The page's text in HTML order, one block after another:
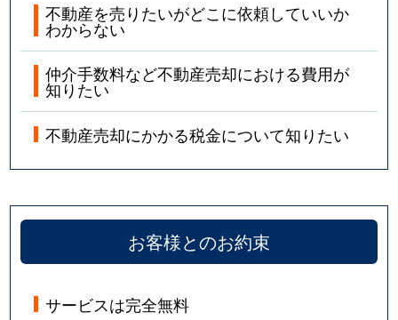
不動産を売りたいがどこに依頼していいか
わからない
仲介手数料など不動産売却における費用が
知りたい
不動産売却にかかる税金について知りたい
お客様とのお約束
サービスは完全無料